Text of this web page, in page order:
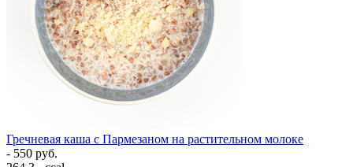
Гречневая каша с Пармезаном на растительном молоке
- 550 руб.